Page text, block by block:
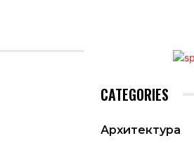
CATEGORIES
Архитектура